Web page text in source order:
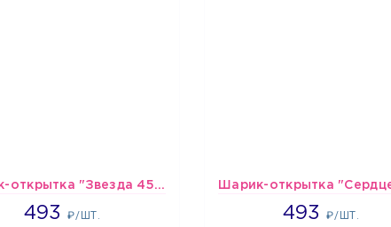
Шарик-открытка "Звезда 45 см" №1
493₽/ШТ.
493
493₽/ШТ.
493